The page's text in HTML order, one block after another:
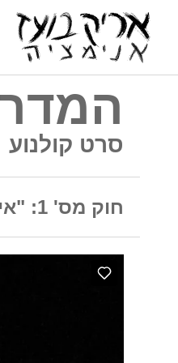
סרט קולנוע
חוק מס' 1: "אין מציאות שאי אפשר לשנות"